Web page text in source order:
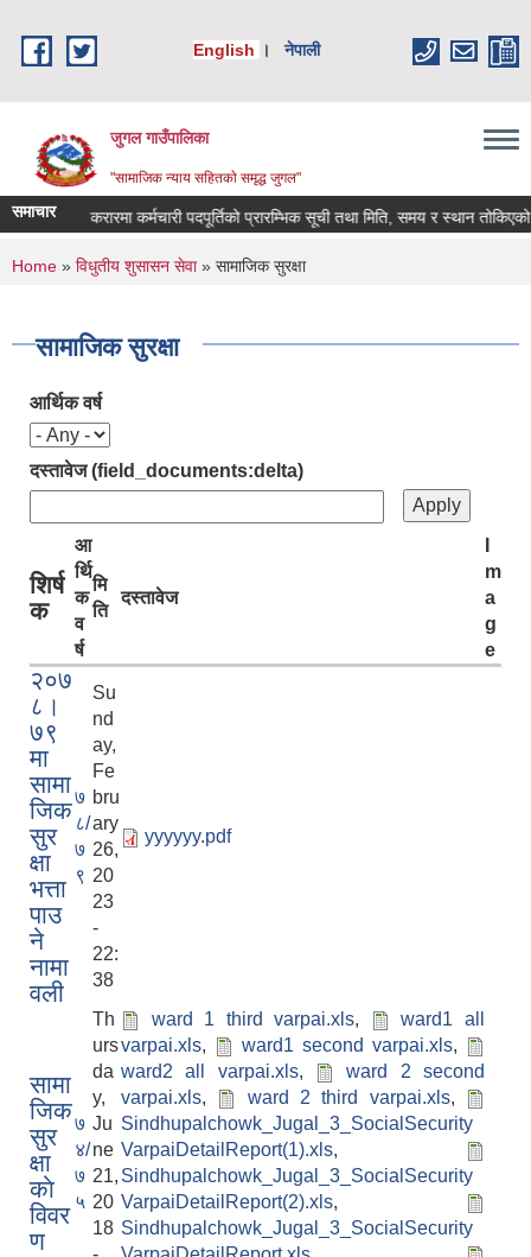
English
। नेपाली
जुगल गाउँपालिका
"सामाजिक न्याय सहितकाे समृद्ध जुगल"
समाचारसेवा करारमा कर्मचारी पदपूर्तिको प्रारम्भिक सूची तथा मिति, समय र स्थान तोकिएको
You are here
Home » विधुतीय शुसासन सेवा» सामाजिक सुरक्षा
सामाजिक सुरक्षा
आर्थिक वर्ष
दस्तावेज (field_documents:delta)
शिर्ष
क
आ
र्थि
क
व
र्ष
मि
ति
दस्तावेज
m
a
g
e
२०७
८।
७९
मा
सामा
जिक
सुर
क्षा
भत्ता
पाउ
ने
नामा
वली
७
८/
७
९
Su
nd
ay,
Fe
bru
ary
26,
20
23
-
22:
38
yyyyyy.pdf
सामा
जिक
सुर
क्षा
काे
विवर
ण
७
४/
७
५
Th
urs
da
y,
Ju
ne
21,
20
18
ward 1 third varpai.xls,
ward1 all
varpai.xls, ward1 second varpai.xls,
ward2 all varpai.xls,
ward 2 second
varpai.xls, ward 2 third varpai.xls,
Sindhupalchowk_Jugal_3_SocialSecurity
VarpaiDetailReport(1).xls,
Sindhupalchowk_Jugal_3_SocialSecurity
VarpaiDetailReport(2).xls,
Sindhupalchowk_Jugal_3_SocialSecurity